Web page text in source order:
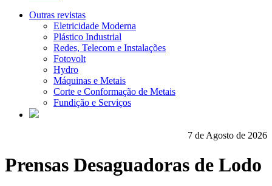
Outras revistas
Eletricidade Moderna
Plástico Industrial
Redes, Telecom e Instalações
Fotovolt
Hydro
Máquinas e Metais
Corte e Conformação de Metais
Fundição e Serviços
7 de Agosto de 2026
Prensas Desaguadoras de Lodo